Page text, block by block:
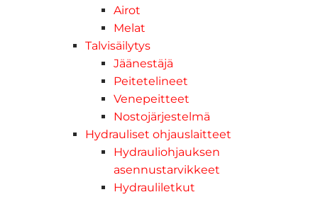
Airot
Melat
Talvisäilytys
Jäänestäjä
Peitetelineet
Venepeitteet
Nostojärjestelmä
Hydrauliset ohjauslaitteet
Hydrauliohjauksen
asennustarvikkeet
Hydrauliletkut